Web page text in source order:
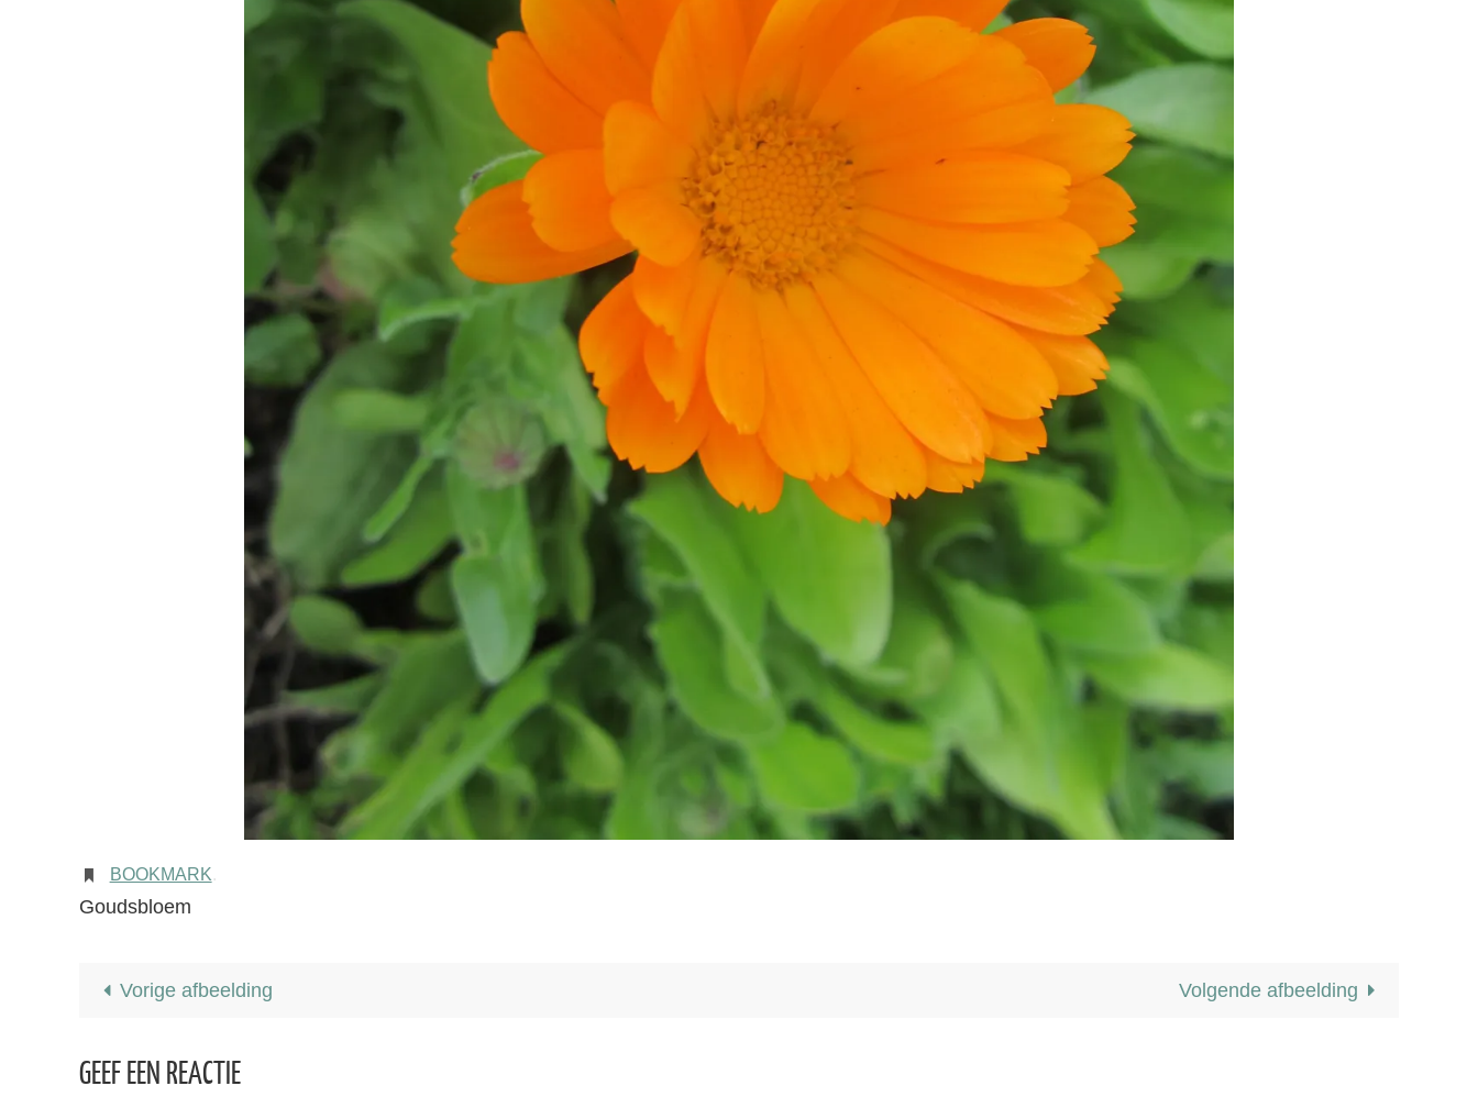
BOOKMARK.
Goudsbloem
Vorige afbeelding Volgende afbeelding
GEEF EEN REACTIE